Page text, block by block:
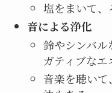
塩をまいて、
音による浄化
鈴やシンバル
ガティブな
音楽を聴い